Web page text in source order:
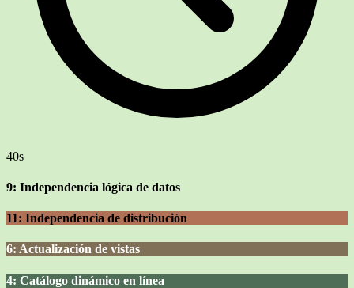
40s
9: Independencia lógica de datos
11: Independencia de distribución
6: Actualización de vistas
4: Catálogo dinámico en línea